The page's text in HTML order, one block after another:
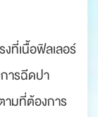
ที่เนื้อฟิลเลอร์
การฉีดปา
ามที่ต้องการ